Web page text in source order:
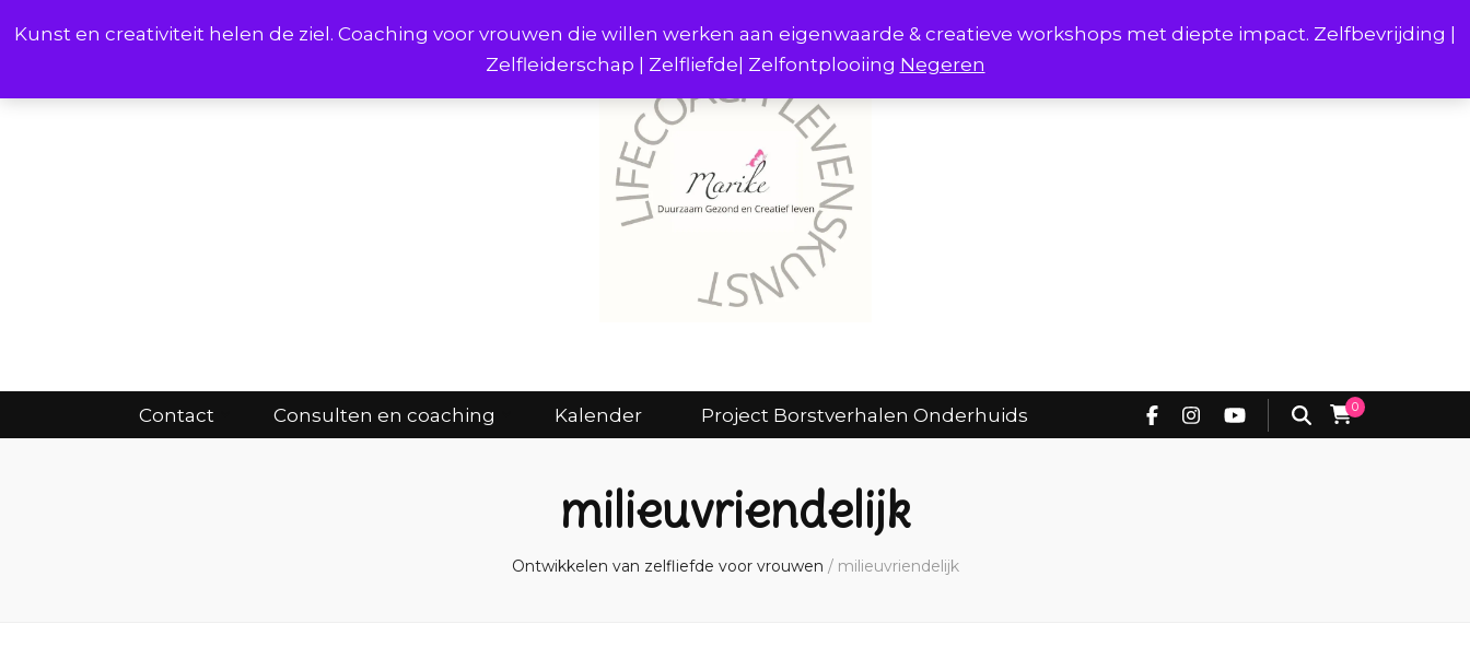
Kunst en creativiteit helen de ziel. Coaching voor vrouwen die willen werken aan eigenwaarde & creatieve workshops met diepte impact. Zelfbevrijding |
Zelfleiderschap | Zelfliefde| Zelfontplooiing Negeren
Contact Consulten en coaching Kalender Project Borstverhalen Onderhuids 0
Contact Consulten en coaching Kalender Project Borstverhalen Onderhuids
milieuvriendelijk
Ontwikkelen van zelfliefde voor vrouwen / milieuvriendelijk